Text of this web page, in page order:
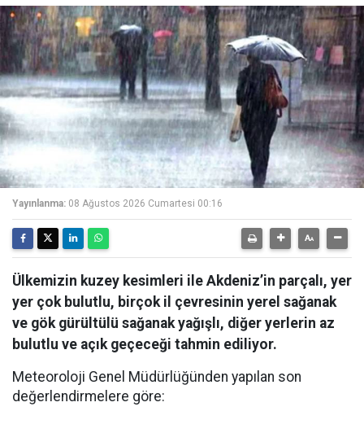
Yayınlanma: 08 Ağustos 2026 Cumartesi 00:16
Ülkemizin kuzey kesimleri ile Akdeniz’in parçalı, yer
yer çok bulutlu, birçok il çevresinin yerel sağanak
ve gök gürültülü sağanak yağışlı, diğer yerlerin az
bulutlu ve açık geçeceği tahmin ediliyor.
Meteoroloji Genel Müdürlüğünden yapılan son
değerlendirmelere göre: